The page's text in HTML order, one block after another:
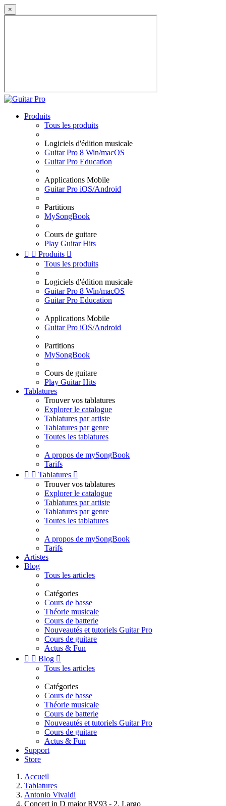
×
Produits
Tous les produits
Logiciels d'édition musicale
Guitar Pro 8 Win/macOS
Guitar Pro Education
Applications Mobile
Guitar Pro iOS/Android
Partitions
MySongBook
Cours de guitare
Play Guitar Hits
  Produits 
Tous les produits
Logiciels d'édition musicale
Guitar Pro 8 Win/macOS
Guitar Pro Education
Applications Mobile
Guitar Pro iOS/Android
Partitions
MySongBook
Cours de guitare
Play Guitar Hits
Tablatures
Trouver vos tablatures
Explorer le catalogue
Tablatures par artiste
Tablatures par genre
Toutes les tablatures
A propos de mySongBook
Tarifs
  Tablatures 
Trouver vos tablatures
Explorer le catalogue
Tablatures par artiste
Tablatures par genre
Toutes les tablatures
A propos de mySongBook
Tarifs
Artistes
Blog
Tous les articles
Catégories
Cours de basse
Théorie musicale
Cours de batterie
Nouveautés et tutoriels Guitar Pro
Cours de guitare
Actus & Fun
  Blog 
Tous les articles
Catégories
Cours de basse
Théorie musicale
Cours de batterie
Nouveautés et tutoriels Guitar Pro
Cours de guitare
Actus & Fun
Support
Store
Accueil
Tablatures
Antonio Vivaldi
Concert in D major RV93 - 2. Largo